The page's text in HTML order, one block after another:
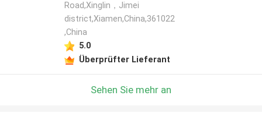
Road,Xinglin，Jimei
district,Xiamen,China,361022
,China
5.0
Überprüfter Lieferant
Sehen Sie mehr an